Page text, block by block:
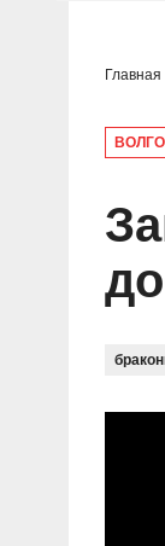
Главная